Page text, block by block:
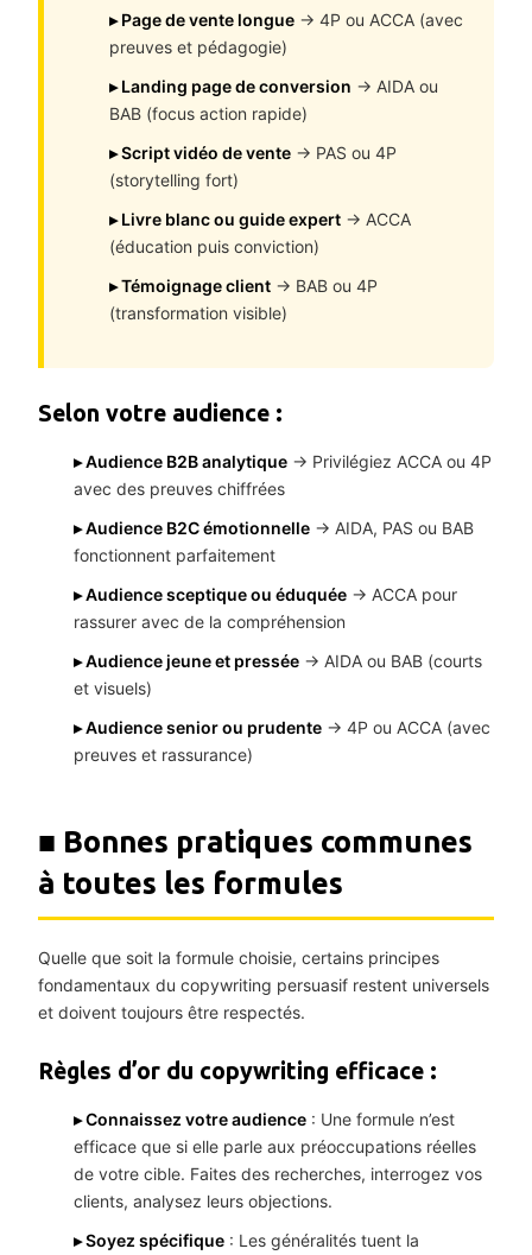
▸ Page de vente longue → 4P ou ACCA (avec
preuves et pédagogie)
▸ Landing page de conversion → AIDA ou
BAB (focus action rapide)
▸ Script vidéo de vente → PAS ou 4P
(storytelling fort)
▸ Livre blanc ou guide expert → ACCA
(éducation puis conviction)
▸ Témoignage client → BAB ou 4P
(transformation visible)
Selon votre audience :
▸ Audience B2B analytique → Privilégiez ACCA ou 4P
avec des preuves chiffrées
▸ Audience B2C émotionnelle → AIDA, PAS ou BAB
fonctionnent parfaitement
▸ Audience sceptique ou éduquée → ACCA pour
rassurer avec de la compréhension
▸ Audience jeune et pressée → AIDA ou BAB (courts
et visuels)
▸ Audience senior ou prudente → 4P ou ACCA (avec
preuves et rassurance)
■ Bonnes pratiques communes
à toutes les formules
Quelle que soit la formule choisie, certains principes
fondamentaux du copywriting persuasif restent universels
et doivent toujours être respectés.
Règles d’or du copywriting efficace :
▸ Connaissez votre audience : Une formule n’est
efficace que si elle parle aux préoccupations réelles
de votre cible. Faites des recherches, interrogez vos
clients, analysez leurs objections.
▸ Soyez spécifique : Les généralités tuent la